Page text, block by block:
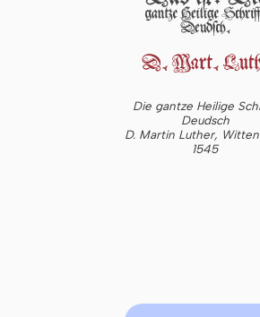
Die gantze Heilige
Deudsch
D. Martin Luther,
1545